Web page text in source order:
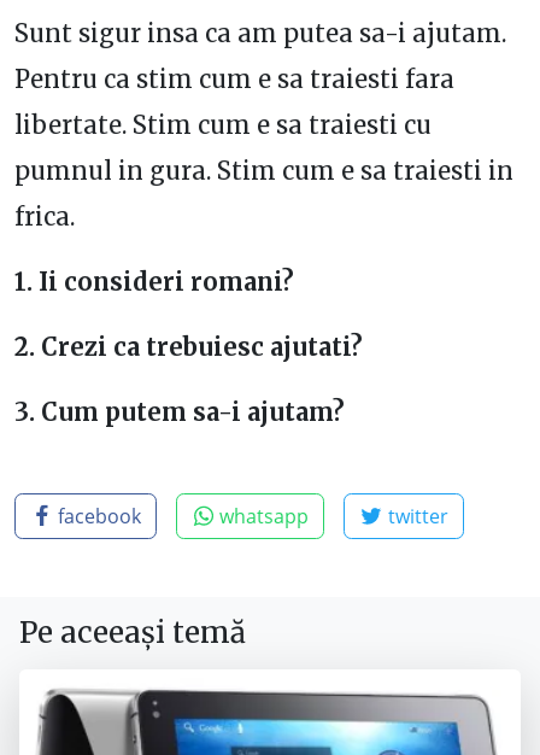
Sunt sigur insa ca am putea sa-i ajutam.
Pentru ca stim cum e sa traiesti fara
libertate. Stim cum e sa traiesti cu
pumnul in gura. Stim cum e sa traiesti in
frica.
1. Ii consideri romani?
2. Crezi ca trebuiesc ajutati?
3. Cum putem sa-i ajutam?
facebook whatsapp twitter
Pe aceeași temă